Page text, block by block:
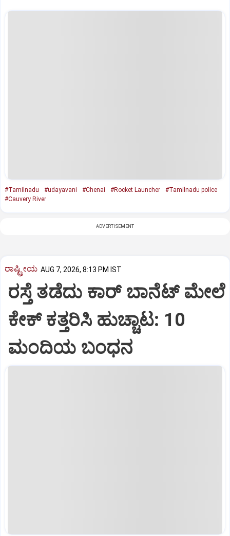
#Tamilnadu #udayavani #Chenai #Rocket Launcher
#Tamilnadu police
#Cauvery River
ADVERTISEMENT
ರಾಷ್ಟ್ರೀಯ AUG 7, 2026, 8:13 PM IST
ರಸ್ತೆ ತಡೆದು ಕಾರ್ ಬಾನೆಟ್ ಮೇಲೆ
ಕೇಕ್ ಕತ್ತರಿಸಿ ಹುಚ್ಚಾಟ: 10
ಮಂದಿಯ ಬಂಧನ